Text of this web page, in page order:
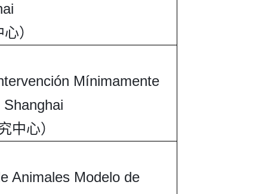
）
Mínimamente
中心）
Animales Modelo de